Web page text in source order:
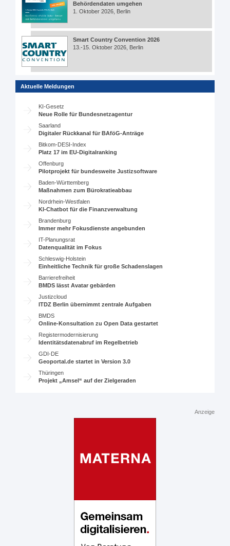
Behördendaten umgehen
1. Oktober 2026, Berlin
Smart Country Convention 2026
13.-15. Oktober 2026, Berlin
Aktuelle Meldungen
KI-Gesetz
Neue Rolle für Bundesnetzagentur
Saarland
Digitaler Rückkanal für BAföG-Anträge
Bitkom-DESI-Index
Platz 17 im EU-Digitalranking
Offenburg
Pilotprojekt für bundesweite Justizsoftware
Baden-Württemberg
Maßnahmen zum Bürokratieabbau
Nordrhein-Westfalen
KI-Chatbot für die Finanzverwaltung
Brandenburg
Immer mehr Fokusdienste angebunden
IT-Planungsrat
Datenqualität im Fokus
Schleswig-Holstein
Einheitliche Technik für große Schadenslagen
Barrierefreiheit
BMDS lässt Avatar gebärden
Justizcloud
ITDZ Berlin übernimmt zentrale Aufgaben
BMDS
Online-Konsultation zu Open Data gestartet
Registermodernisierung
Identitätsdatenabruf im Regelbetrieb
GDI-DE
Geoportal.de startet in Version 3.0
Thüringen
Projekt „Amsel“ auf der Zielgeraden
Anzeige